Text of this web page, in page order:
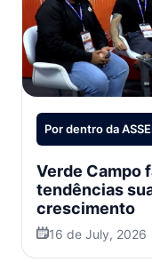
Por dentro da
Verde Campo
tendências
crescimento
16 de July, 2026